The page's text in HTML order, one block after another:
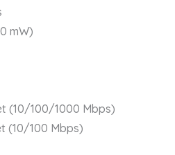
mW)
(10/100/1000 Mbps)
(10/100 Mbps)